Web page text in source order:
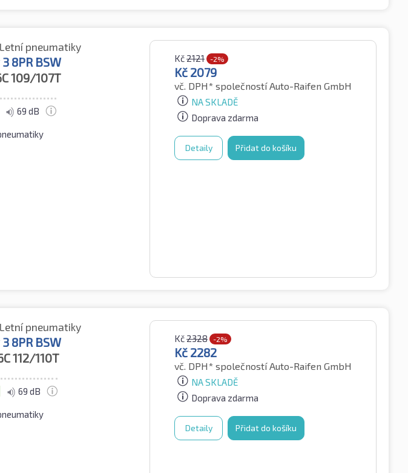
Letní pneumatiky
8PR BSW
109/107T
69 dB
Kč2121 -2%
Kč 2079
vč. DPH* společností Auto-Raifen GmbH
NA SKLADĚ
Doprava zdarma
Detaily Přidat do košíku
Letní pneumatiky
8PR BSW
112/110T
69 dB
Kč2328 -2%
Kč 2282
vč. DPH* společností Auto-Raifen GmbH
NA SKLADĚ
Doprava zdarma
Detaily Přidat do košíku